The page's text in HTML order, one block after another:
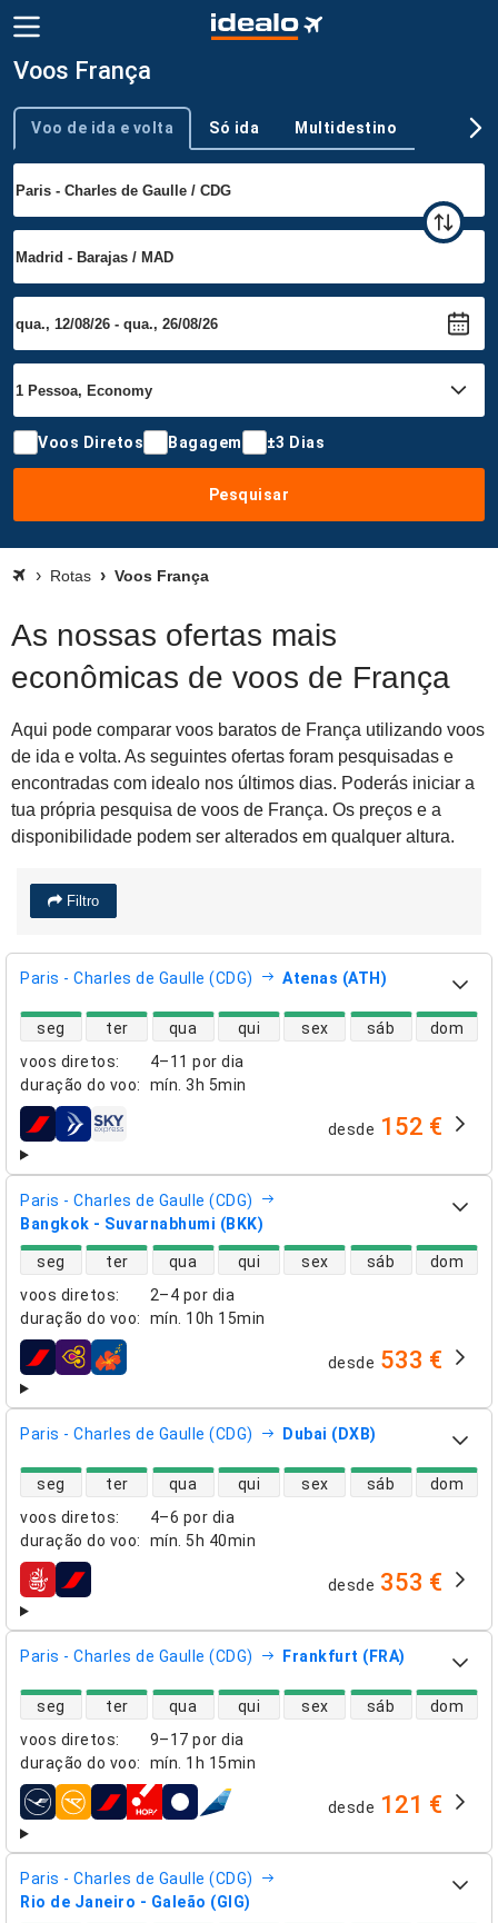
Voos França
Tipo de viagem
Voo de ida e volta Só ida Multidestino
Voos Diretos Bagagem ±3 Dias
Pesquisar
Rotas Voos França
As nossas ofertas mais
econômicas de voos de França
Aqui pode comparar voos baratos de França utilizando voos
de ida e volta. As seguintes ofertas foram pesquisadas e
encontradas com idealo nos últimos dias. Poderás iniciar a
tua própria pesquisa de voos de França. Os preços e a
disponibilidade podem ser alterados em qualquer altura.
Filtro
Paris - Charles de Gaulle (CDG) Atenas (ATH)
voos diretos:
4–11 por dia
duração do voo: mín. 3h 5min
disponibilidade de voos diretos
seg ter qua qui sex sáb dom
companhias aéreas desde 152 €
Paris - Charles de Gaulle (CDG)
Bangkok - Suvarnabhumi (BKK)
voos diretos:
2–4 por dia
duração do voo: mín. 10h 15min
disponibilidade de voos diretos
seg ter qua qui sex sáb dom
companhias aéreas desde 533 €
Paris - Charles de Gaulle (CDG) Dubai (DXB)
voos diretos:
4–6 por dia
duração do voo: mín. 5h 40min
disponibilidade de voos diretos
seg ter qua qui sex sáb dom
companhias aéreas desde 353 €
Paris - Charles de Gaulle (CDG) Frankfurt (FRA)
voos diretos:
9–17 por dia
duração do voo: mín. 1h 15min
disponibilidade de voos diretos
seg ter qua qui sex sáb dom
companhias aéreas desde 121 €
Paris - Charles de Gaulle (CDG)
Rio de Janeiro - Galeão (GIG)